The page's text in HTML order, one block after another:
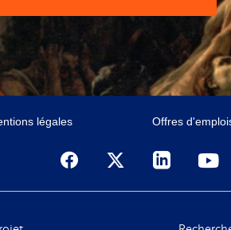
légales Offres